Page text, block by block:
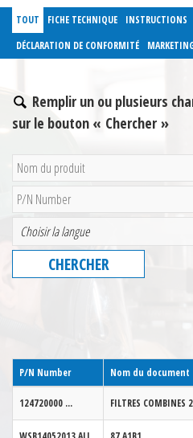
TOUT FICHE TECHNIQUE INSTRUCTIONS
DÉCLARATION DE CONFORMITÉ
Remplir un ou plusieurs
sur le bouton « Chercher »
P/N Number Nom du document
124720000 ... FILTRES COMBINES